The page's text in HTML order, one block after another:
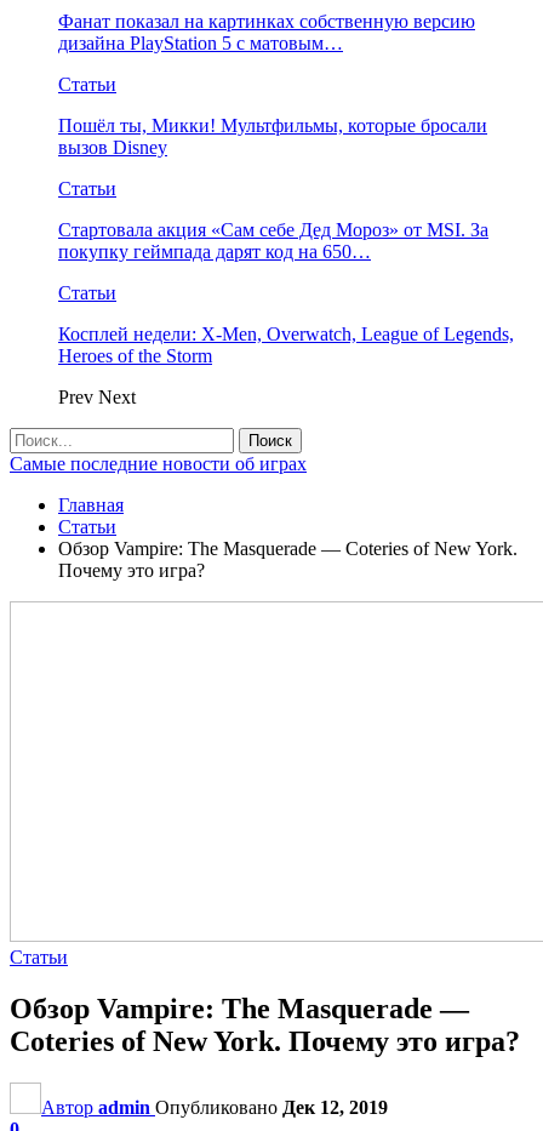
Фанат показал на картинках собственную версию
дизайна PlayStation 5 с матовым…
Статьи
Пошёл ты, Микки! Мультфильмы, которые бросали
вызов Disney
Статьи
Стартовала акция «Сам себе Дед Мороз» от MSI. За
покупку геймпада дарят код на 650…
Статьи
Косплей недели: X-Men, Overwatch, League of Legends,
Heroes of the Storm
Prev Next
Самые последние новости об играх
Главная
Статьи
Обзор Vampire: The Masquerade — Coteries of New York.
Почему это игра?
Статьи
Обзор Vampire: The Masquerade —
Coteries of New York. Почему это игра?
Автор admin Опубликовано Дек 12, 2019